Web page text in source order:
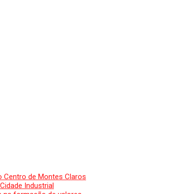
Centro de Montes Claros
Industrial